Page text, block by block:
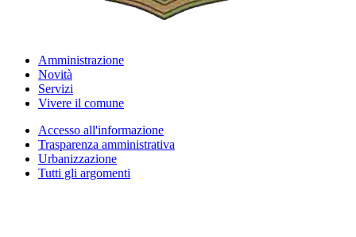
Amministrazione
Novità
Servizi
Vivere il comune
Accesso all'informazione
Trasparenza amministrativa
Urbanizzazione
Tutti gli argomenti